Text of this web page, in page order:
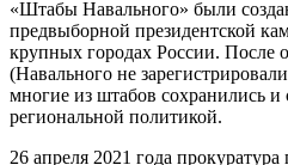
«Штабы Навального» были
предвыборной президентской
крупных городах России. После
(Навального не
многие из штабов сохранились и
региональной политикой.
26 апреля 2021 года